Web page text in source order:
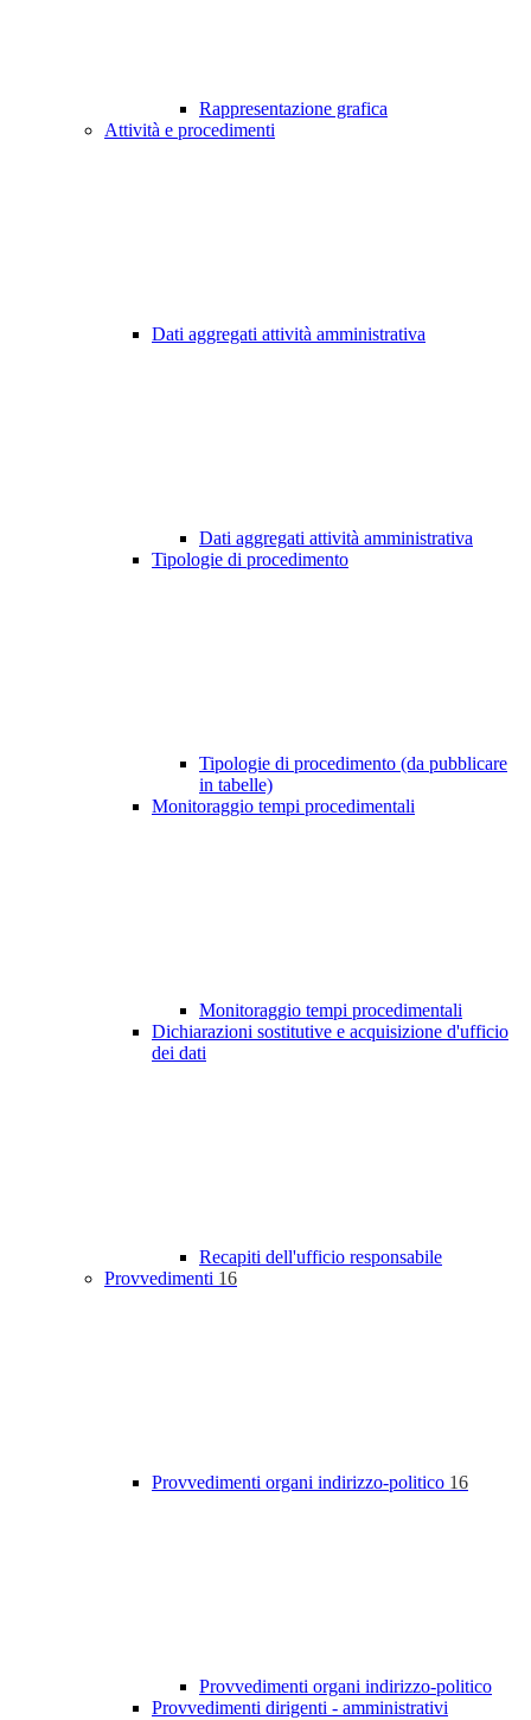
Rappresentazione grafica
Attività e procedimenti
Dati aggregati attività amministrativa
Dati aggregati attività amministrativa
Tipologie di procedimento
Tipologie di procedimento (da pubblicare
in tabelle)
Monitoraggio tempi procedimentali
Monitoraggio tempi procedimentali
Dichiarazioni sostitutive e acquisizione d'ufficio
dei dati
Recapiti dell'ufficio responsabile
Provvedimenti 16
Provvedimenti organi indirizzo-politico 16
Provvedimenti organi indirizzo-politico
Provvedimenti dirigenti - amministrativi